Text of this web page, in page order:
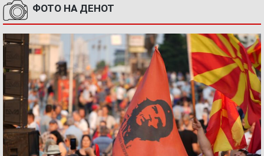
ФОТО НА ДЕНОТ